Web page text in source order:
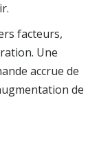
facteurs,
Une
accrue de
de